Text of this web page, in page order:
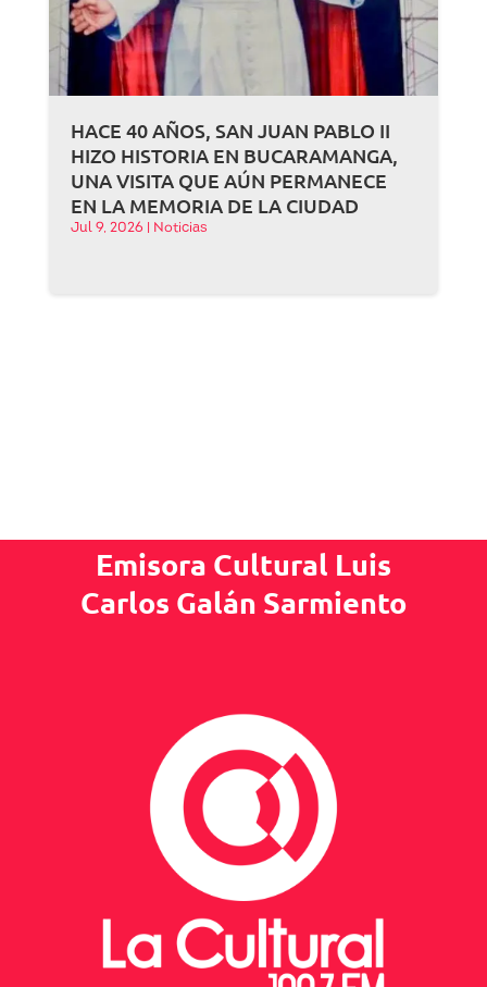
HACE 40 AÑOS, SAN JUAN PABLO II
HIZO HISTORIA EN BUCARAMANGA,
UNA VISITA QUE AÚN PERMANECE
EN LA MEMORIA DE LA CIUDAD
Jul 9, 2026 Noticias
Emisora Cultural Luis
Carlos Galán Sarmiento